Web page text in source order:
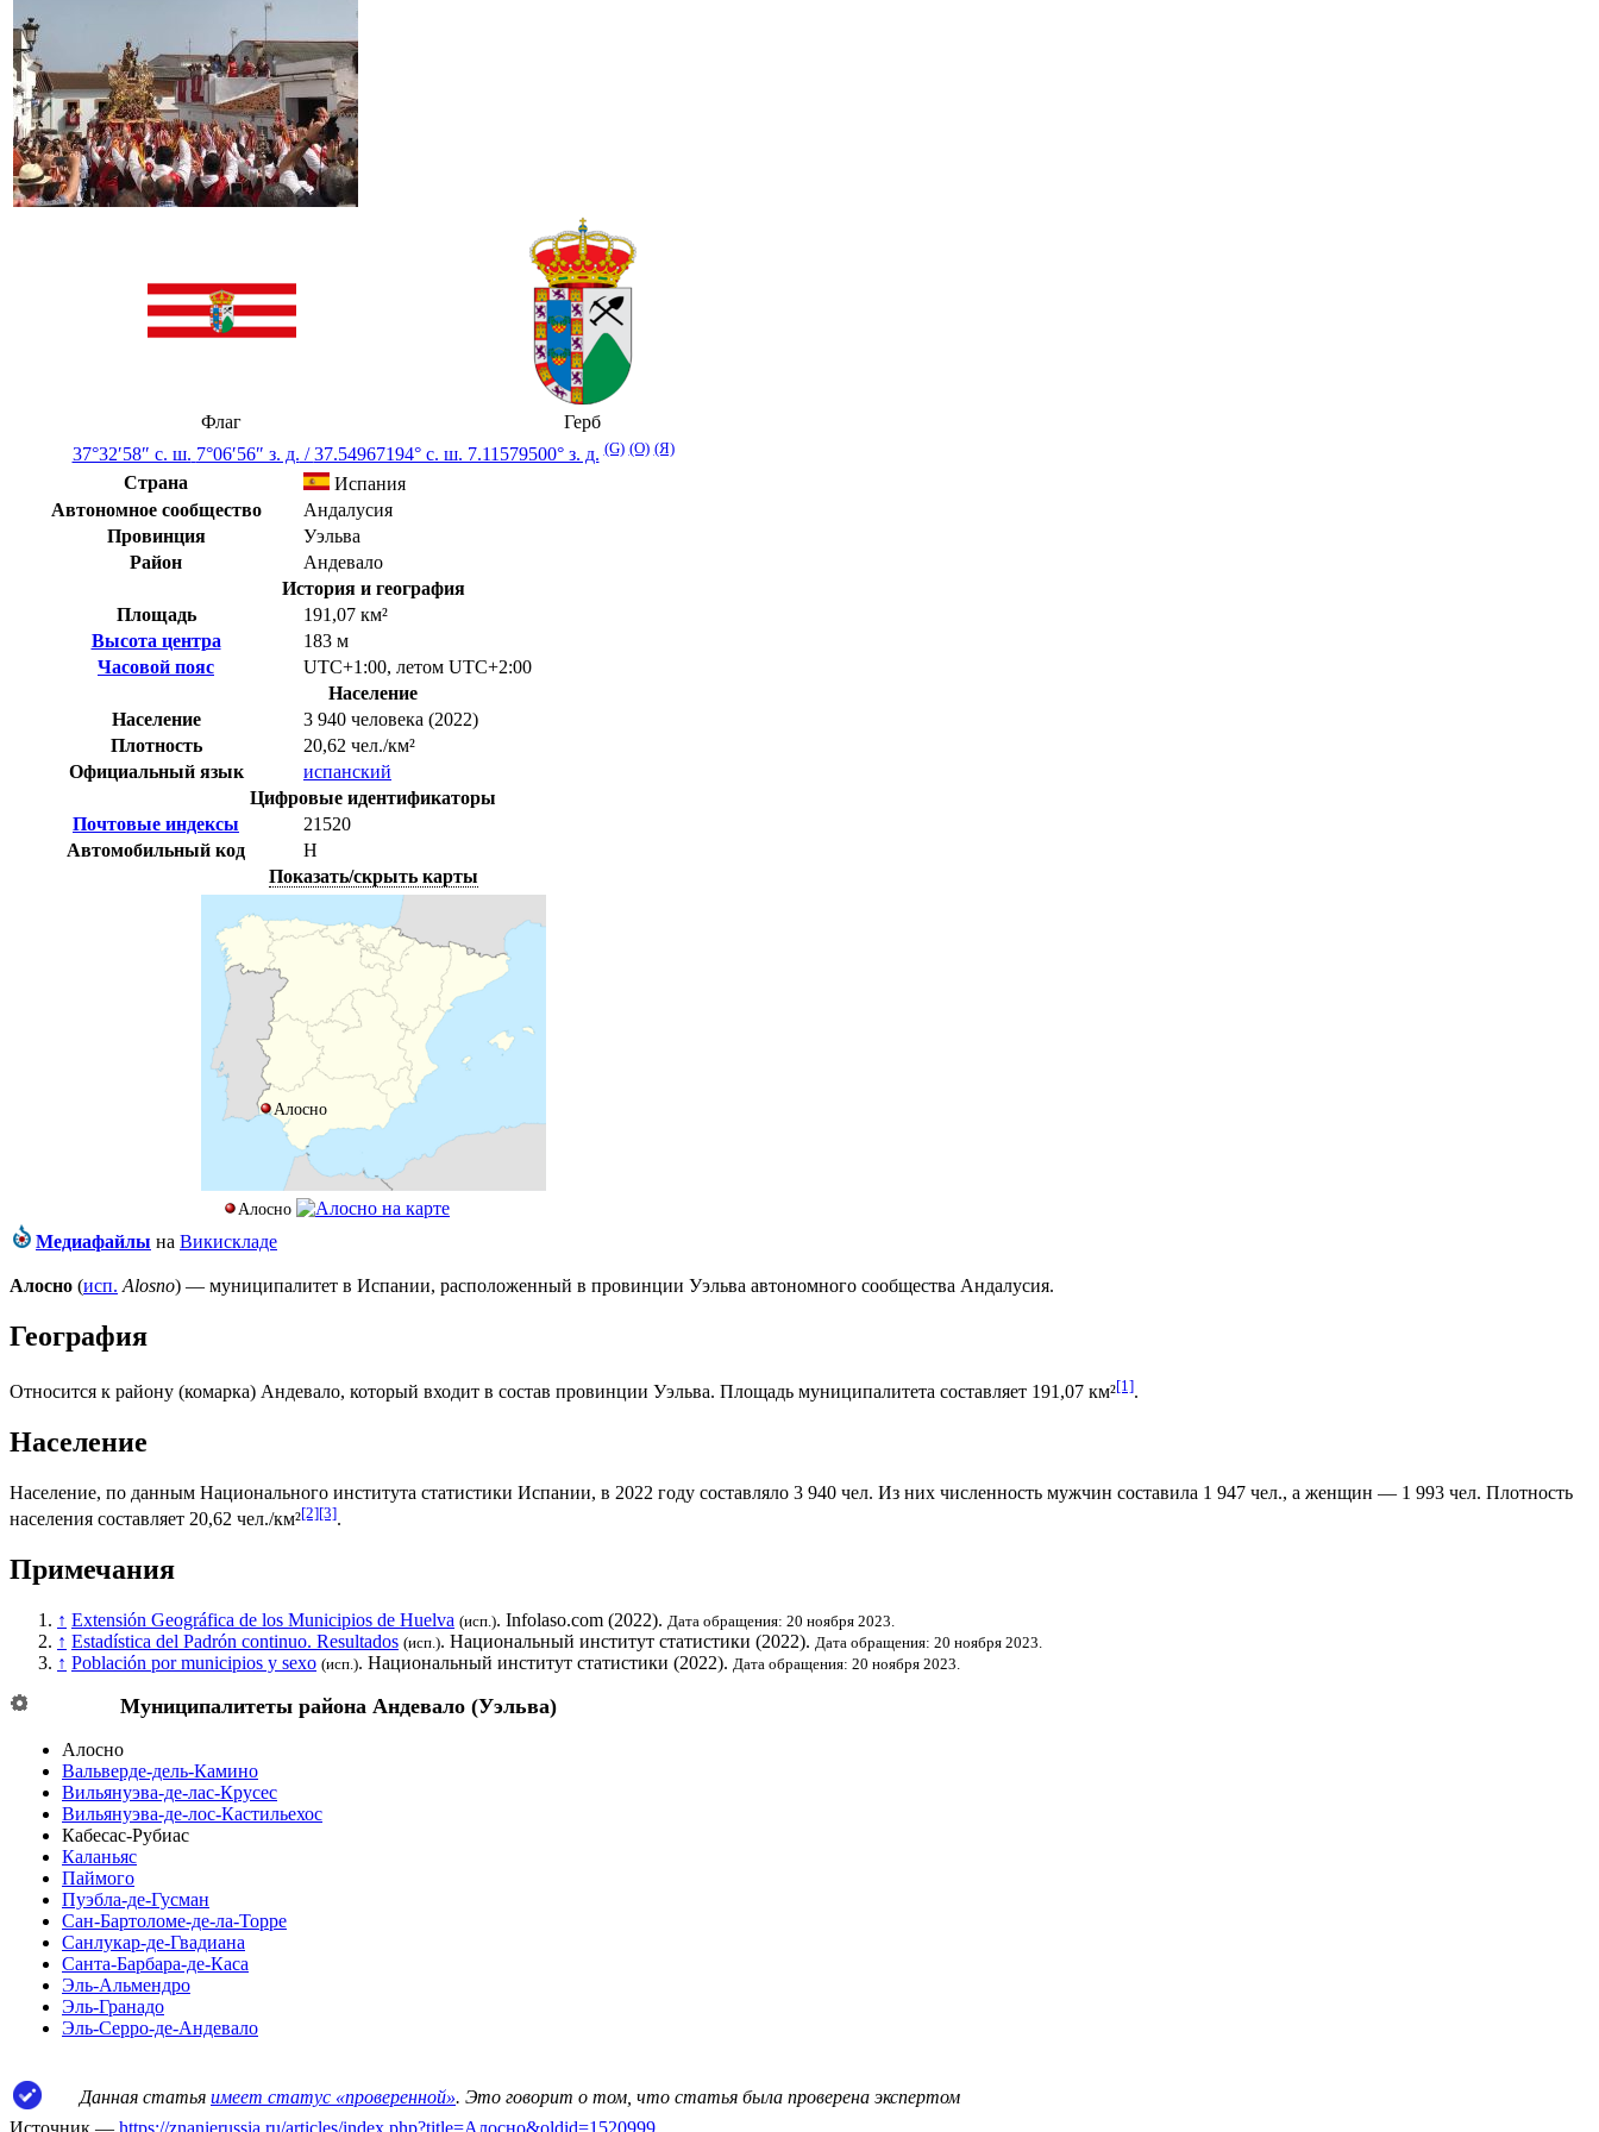
Флаг
Герб
37°32′58″ с. ш. 7°06′56″ з. д. /37.54967194° с. ш. 7.11579500° з. д. (G) (O) (Я)
Страна
Испания
Автономное сообщество
Андалусия
Провинция
Уэльва
Район
Андевало
История и география
Площадь
191,07 км²
Высота центра
183 м
Часовой пояс
UTC+1:00, летом UTC+2:00
Население
Население
3 940 человека (2022)
Плотность
20,62 чел./км²
Официальный язык
испанский
Цифровые идентификаторы
Почтовые индексы
21520
Автомобильный код
H
Показать/скрыть карты
Алосно
Алосно
Медиафайлы на Викискладе
Алосно (исп. Alosno) — муниципалитет в Испании, расположенный в провинции Уэльва автономного сообщества Андалусия.
География
Относится к району (комарка) Андевало, который входит в состав провинции Уэльва. Площадь муниципалитета составляет 191,07 км²[1].
Население
Население, по данным Национального института статистики Испании, в 2022 году составляло 3 940 чел. Из них численность мужчин составила 1 947 чел., а женщин — 1 993 чел. Плотность
населения составляет 20,62 чел./км²[2][3].
Примечания
↑ Extensión Geográfica de los Municipios de Huelva (исп.). Infolaso.com (2022). Дата обращения: 20 ноября 2023.
↑ Estadística del Padrón continuo. Resultados (исп.). Национальный институт статистики (2022). Дата обращения: 20 ноября 2023.
↑ Población por municipios y sexo (исп.). Национальный институт статистики (2022). Дата обращения: 20 ноября 2023.
Муниципалитеты района Андевало(Уэльва)
Алосно
Вальверде-дель-Камино
Вильянуэва-де-лас-Крусес
Вильянуэва-де-лос-Кастильехос
Кабесас-Рубиас
Каланьяс
Паймого
Пуэбла-де-Гусман
Сан-Бартоломе-де-ла-Торре
Санлукар-де-Гвадиана
Санта-Барбара-де-Каса
Эль-Альмендро
Эль-Гранадо
Эль-Серро-де-Андевало
Данная статья имеет статус «проверенной». Это говорит о том, что статья была проверена экспертом